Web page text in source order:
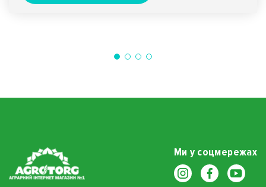
Ми у соцмережах